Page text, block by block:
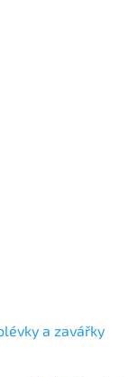
a zavářky